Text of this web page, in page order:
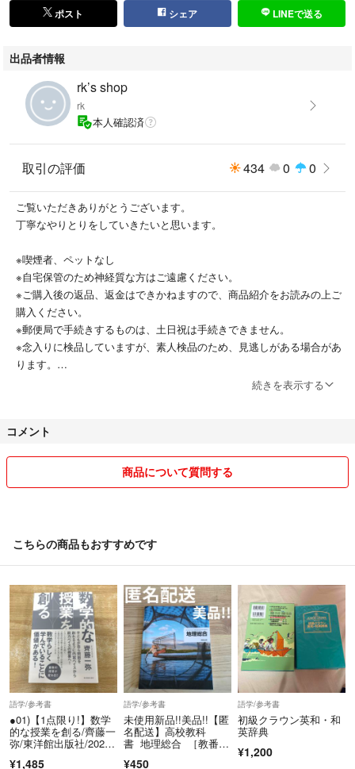
ポスト シェア LINEで送る
出品者情報
rk’s shop
rk
本人確認済
取引の評価 434 0 0
ご覧いただきありがとうございます。
丁寧なやりとりをしていきたいと思います。
※喫煙者、ペットなし
※自宅保管のため神経質な方はご遠慮ください。
※ご購入後の返品、返金はできかねますので、商品紹介をお読みの上ご
購入ください。
※郵便局で手続きするものは、土日祝は手続きできません。
※念入りに検品していますが、素人検品のため、見逃しがある場合があ
ります。
続きを表示する
コメント
商品について質問する
こちらの商品もおすすめです
語学/参考書
●01)【1点限り!】数学
的な授業を創る/齊藤一
弥/東洋館出版社/2021
¥1,485
語学/参考書
未使用新品!!美品!!【匿
名配送】高校教科
書 地理総合 ［教番：
¥450
語学/参考書
初級クラウン英和・和
英辞典
¥1,200